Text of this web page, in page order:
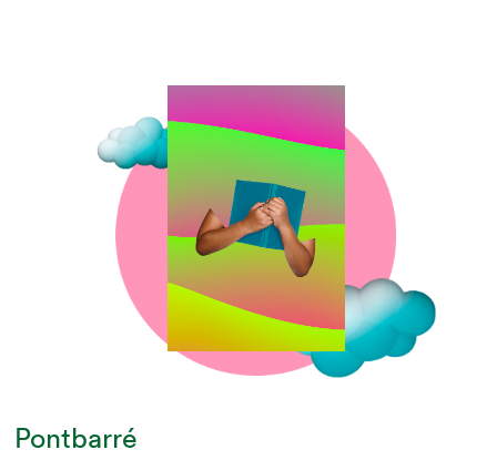
Pontbarré